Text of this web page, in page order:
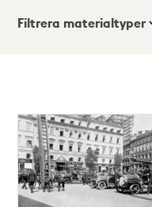
Visningsläge
Filtrera materialtyper